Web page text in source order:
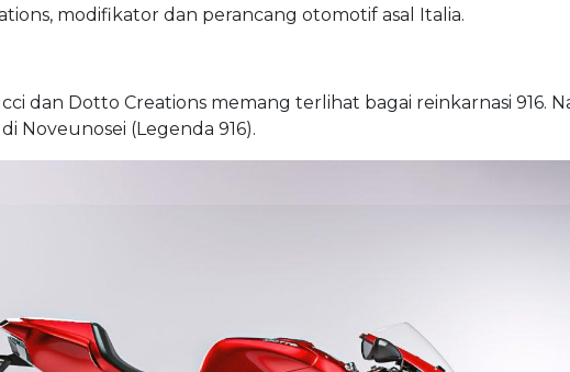
modifikator dan perancang otomotif asal Italia.
dan Dotto Creations memang terlihat bagai reinkarnasi 916.
Noveunosei (Legenda 916).